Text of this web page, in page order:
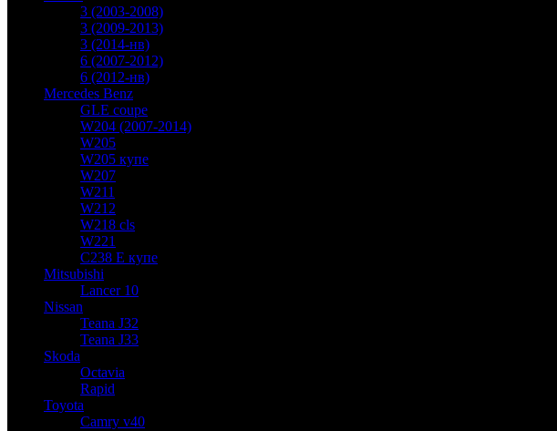
3 (2003-2008)
3 (2009-2013)
3 (2014-нв)
6 (2007-2012)
6 (2012-нв)
Mercedes Benz
GLE coupe
W204 (2007-2014)
W205
W205 купе
W207
W211
W212
W218 cls
W221
C238 E купе
Mitsubishi
Lancer 10
Nissan
Teana J32
Teana J33
Skoda
Octavia
Rapid
Toyota
Camry v40